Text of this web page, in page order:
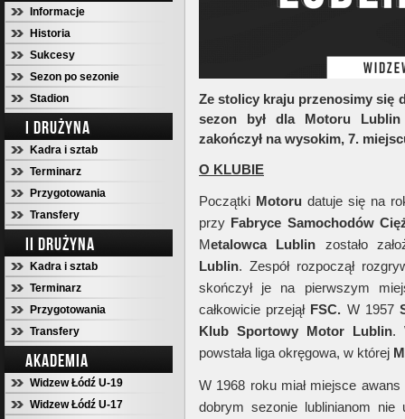
Informacje
Historia
Sukcesy
Sezon po sezonie
Stadion
I DRUŻYNA
Kadra i sztab
Terminarz
Przygotowania
Transfery
II DRUŻYNA
Kadra i sztab
Terminarz
Przygotowania
Transfery
AKADEMIA
Widzew Łódź U-19
Widzew Łódź U-17
Ze stolicy kraju przenosimy się
sezon był dla Motoru
zakończył na wysokim, 7.
O KLUBIE
Początki Motoru datuje się na
przy Fabryce Samochodów
Metalowca Lublin zostało
Lublin. Zespół rozpoczął
skończył je na pierwszym
całkowicie przejął FSC. W 1957
Klub Sportowy Motor Lublin.
powstała liga okręgowa, w której
W 1968 roku miał miejsce awans
dobrym sezonie lublinianom